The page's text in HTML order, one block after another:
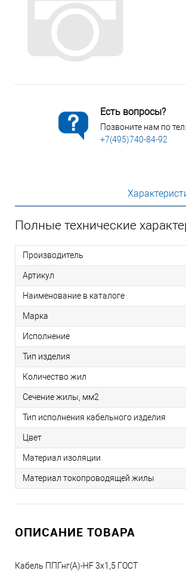
Электромонтажные
Есть вопросы?
Позвоните нам по тел:
+7(495)740-84-92
Полные технические
Производитель
Артикул
Наименование в каталоге
Марка
Исполнение
Тип изделия
Количество жил
Сечение жилы, мм2
Тип исполнения кабельного изделия
Цвет
Материал изоляции
Материал токопроводящей жилы
ОПИСАНИЕ ТОВАРА
Кабель ППГнг(А)-HF 3х1,5 ГОСТ